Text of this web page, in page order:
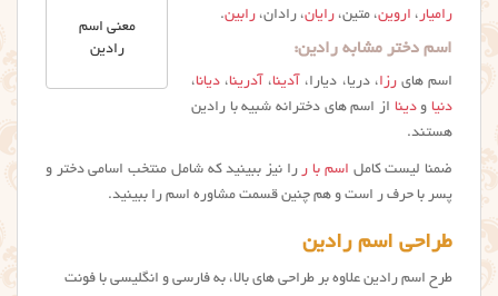
معنی اسم
رادین
رامیار، اروین، متین، رایان، رادان، رابین.
اسم دختر مشابه رادین:
اسم هایرزا، دریا، دیارا، آدینا، آدرینا، دیانا،
دنیاودینا از اسم های دخترانه شبیه با رادین
هستند.
ضمنا لیست کامل اسم با ر را نیز ببینید که شامل منتخب اسامی دختر و
پسر با حرف ر است و هم چنین قسمت مشاوره اسم را ببینید.
طراحی اسم رادین
طرح اسم رادين علاوه بر طراحي های بالا، به فارسی و انگلیسی با فونت